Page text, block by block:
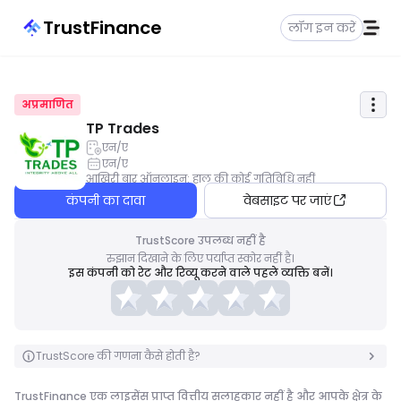
TrustFinance लॉग इन करें
अप्रमाणित
TP Trades
एन/ए
एन/ए
आखिरी बार ऑनलाइन: हाल की कोई गतिविधि नहीं
कंपनी का दावा वेबसाइट पर जाएं
TrustScore उपलब्ध नहीं है
रुझान दिखाने के लिए पर्याप्त स्कोर नहीं है।
इस कंपनी को रेट और रिव्यू करने वाले पहले व्यक्ति बनें।
TrustScore की गणना कैसे होती है?
TrustFinance एक लाइसेंस प्राप्त वित्तीय सलाहकार नहीं है और आपके क्षेत्र के